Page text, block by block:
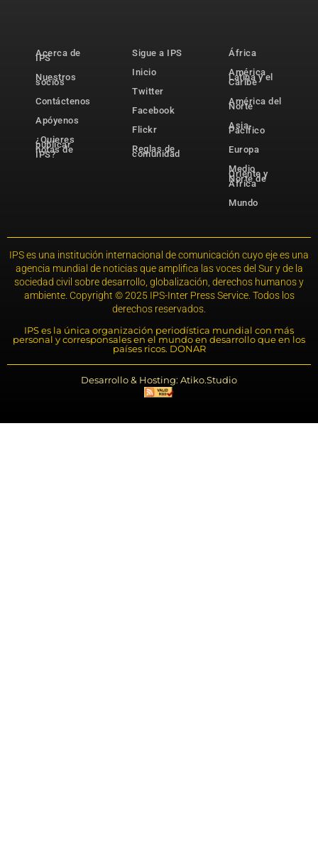
Acerca de
IPS
Nuestros
socios
Contáctenos
Apóyenos
¿Quieres
publicar
notas de
IPS?
Sigue a IPS
Inicio
Twitter
Facebook
Flickr
Reglas de
comunidad
África
América
Latina y el
Caribe
América del
Norte
Asia-
Pacífico
Europa
Medio
Oriente y
Norte de
África
Mundo
IPS es una institución internacional de comunicación cuyo eje es una
agencia mundial de noticias que amplifica las voces del Sur y de la
sociedad civil sobre desarrollo, globalización, derechos humanos y
ambiente. Copyright © 2025 IPS-Inter Press Service. Todos los
derechos reservados.
IPS es la única organización periodística mundial con más
personal y corresponsales en el mundo en desarrollo que en los
países ricos. DONAR
Desarrollo & Hosting: Atiko.Studio